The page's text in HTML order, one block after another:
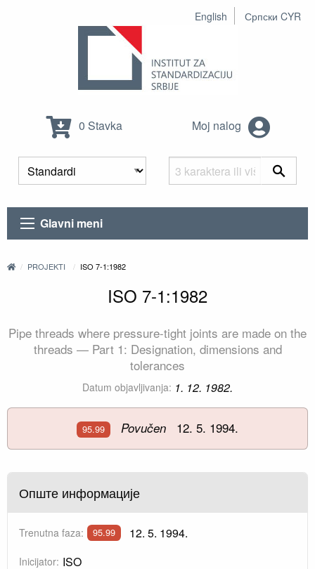
English Српски CYR
0 Stavka Moj nalog
Glavni meni
PROJEKTI ISO 7-1:1982
ISO 7-1:1982
Pipe threads where pressure-tight joints are made on the
threads — Part 1: Designation, dimensions and
tolerances
Datum objavljivanja: 1. 12. 1982.
95.99 Povučen 12. 5. 1994.
Опште информације
Trenutna faza: 95.99 12. 5. 1994.
Inicijator: ISO